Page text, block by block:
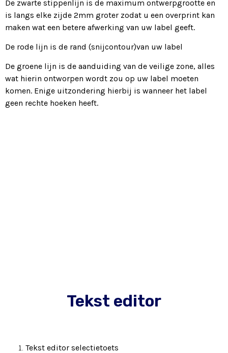
De zwarte stippenlijn is de maximum ontwerpgrootte en
is langs elke zijde 2mm groter zodat u een overprint kan
maken wat een betere afwerking van uw label geeft.
De rode lijn is de rand (snijcontour)van uw label
De groene lijn is de aanduiding van de veilige zone, alles
wat hierin ontworpen wordt zou op uw label moeten
komen. Enige uitzondering hierbij is wanneer het label
geen rechte hoeken heeft.
Tekst editor
Tekst editor selectietoets